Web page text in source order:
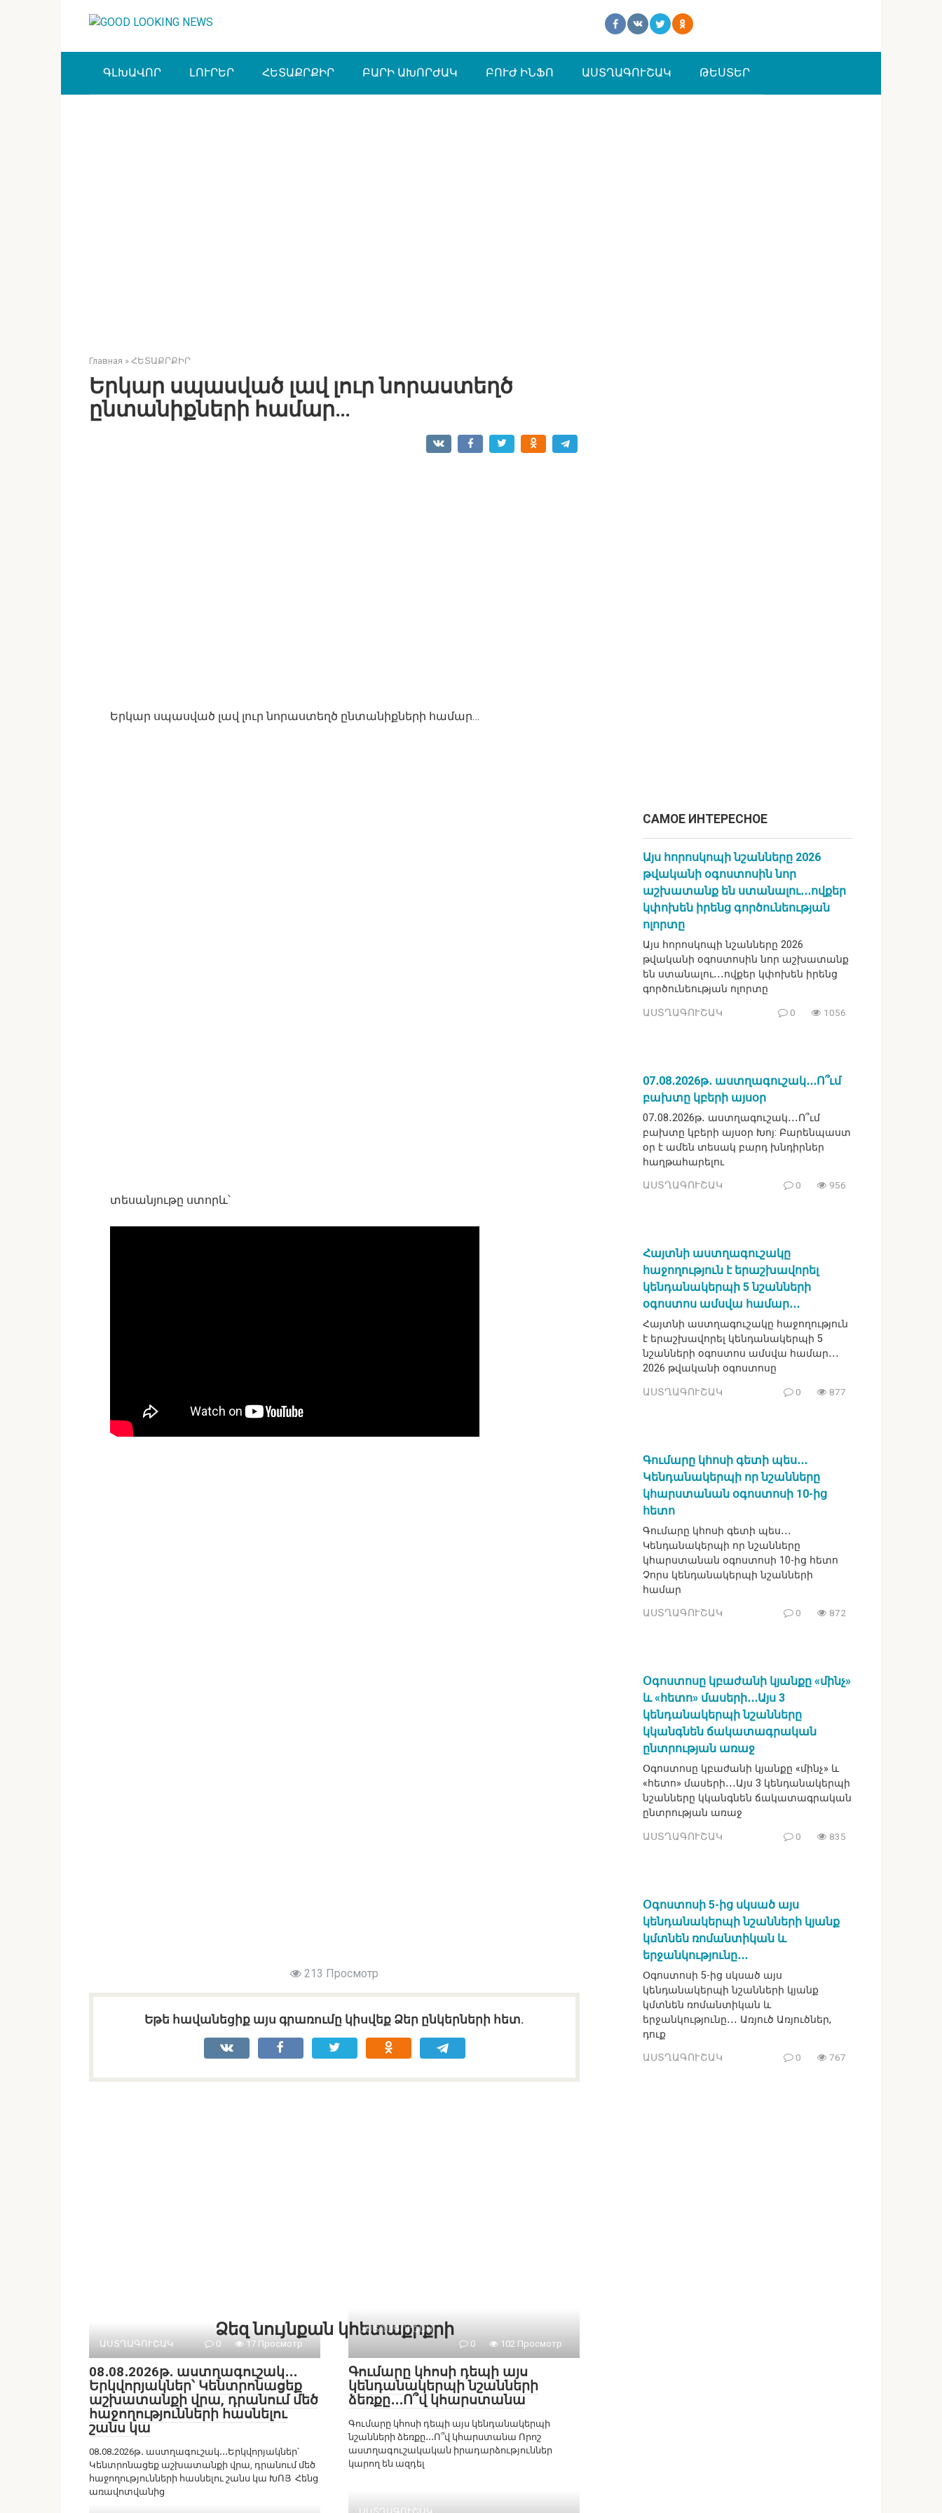
ԳԼԽԱՎՈՐ ԼՈՒՐԵՐ ՀԵՏԱՔՐՔԻՐ ԲԱՐԻ ԱԽՈՐԺԱԿ ԲՈՒԺ ԻՆՖՈ ԱՍՏՂԱԳՈՒՇԱԿ ԹԵՍՏԵՐ
Главная » ՀԵՏԱՔՐՔԻՐ
Երկար սպասված լավ լուր նորաստեղծ
ընտանիքների համար…
Երկար սպասված լավ լուր նորաստեղծ ընտանիքների համար…
տեսանյութը ստորև՝
213 Просмотр
Եթե հավանեցիք այս գրառումը կիսվեք Ձեր ընկերների հետ.
Ձեզ նույնքան կհետաքրքրի
ԱՍՏՂԱԳՈՒՇԱԿ 0 17 Просмотр
08․08․2026թ․ աստղագուշակ․․․
Երկվորյակներ՝ Կենտրոնացեք
աշխատանքի վրա, դրանում մեծ
հաջողությունների հասնելու
շանս կա
08․08․2026թ․ աստղագուշակ․․․Երկվորյակներ՝
Կենտրոնացեք աշխատանքի վրա, դրանում մեծ
հաջողությունների հասնելու շանս կա ԽՈՅ Հենց
առավոտվանից
ԱՍՏՂԱԳՈՒՇԱԿ
0
102 Просмотр
Գումարը կհոսի դեպի այս
կենդանակերպի նշանների
ձեռքը․․․Ո՞վ կհարստանա
Գումարը կհոսի դեպի այս կենդանակերպի
նշանների ձեռքը․․․Ո՞վ կհարստանա Որոշ
աստղագուշակական իրադարձություններ
կարող են ազդել
САМОЕ ИНТЕРЕСНОЕ
Այս հորոսկոպի նշանները 2026
թվականի օգոստոսին նոր
աշխատանք են ստանալու․․․ովքեր
կփոխեն իրենց գործունեության
ոլորտը
Այս հորոսկոպի նշանները 2026
թվականի օգոստոսին նոր աշխատանք
են ստանալու․․․ովքեր կփոխեն իրենց
գործունեության ոլորտը
ԱՍՏՂԱԳՈՒՇԱԿ 0 1056
07․08․2026թ․ աստղագուշակ․․․Ո՞ւմ
բախտը կբերի այսօր
07․08․2026թ․ աստղագուշակ․․․Ո՞ւմ
բախտը կբերի այսօր Խոյ: Բարենպաստ
օր է ամեն տեսակ բարդ խնդիրներ
հաղթահարելու
ԱՍՏՂԱԳՈՒՇԱԿ 0 956
Հայտնի աստղագուշակը
հաջողություն է երաշխավորել
կենդանակերպի 5 նշանների
օգոստոս ամսվա համար․․․
Հայտնի աստղագուշակը հաջողություն
է երաշխավորել կենդանակերպի 5
նշանների օգոստոս ամսվա համար․․․
2026 թվականի օգոստոսը
ԱՍՏՂԱԳՈՒՇԱԿ 0 877
Գումարը կհոսի գետի պես․․․
Կենդանակերպի որ նշանները
կհարստանան օգոստոսի 10-ից
հետո
Գումարը կհոսի գետի պես․․․
Կենդանակերպի որ նշանները
կհարստանան օգոստոսի 10-ից հետո
Չորս կենդանակերպի նշանների
համար
ԱՍՏՂԱԳՈՒՇԱԿ 0 872
Օգոստոսը կբաժանի կյանքը «մինչ»
և «հետո» մասերի․․․Այս 3
կենդանակերպի նշանները
կկանգնեն ճակատագրական
ընտրության առաջ
Օգոստոսը կբաժանի կյանքը «մինչ» և
«հետո» մասերի․․․Այս 3 կենդանակերպի
նշանները կկանգնեն ճակատագրական
ընտրության առաջ
ԱՍՏՂԱԳՈՒՇԱԿ 0 835
Օգոստոսի 5-ից սկսած այս
կենդանակերպի նշանների կյանք
կմտնեն ռոմանտիկան և
երջանկությունը․․․
Օգոստոսի 5-ից սկսած այս
կենդանակերպի նշանների կյանք
կմտնեն ռոմանտիկան և
երջանկությունը․․․ Առյուծ Առյուծներ,
դուք
ԱՍՏՂԱԳՈՒՇԱԿ 0 767